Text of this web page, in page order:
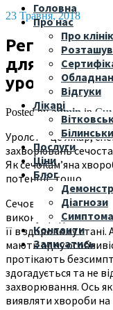
Головна
Про нас
Про
Відгуки
Лікарі
Послуги
Ціни
Блог
Діагнози
Контакти
Записатись
23 Травня, 2018
Регулярні
для чого це
уролог
Posted byadmin in
Уролог – це лікар,
захворювань
Як сечокам’яна
потенції, тощо.
Сечовидільна
виконує ряд
її в здоровому
мають одну
протікають
здогадується та не
захворювання. Ось
виявляти хвороби на